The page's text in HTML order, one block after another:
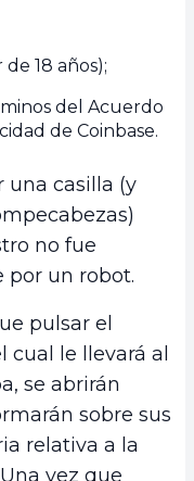
18 años);
del Acuerdo
de Coinbase.
una casilla (y
no fue
un robot.
pulsar el
cual le llevará al
se abrirán
sobre sus
relativa a la
vez que